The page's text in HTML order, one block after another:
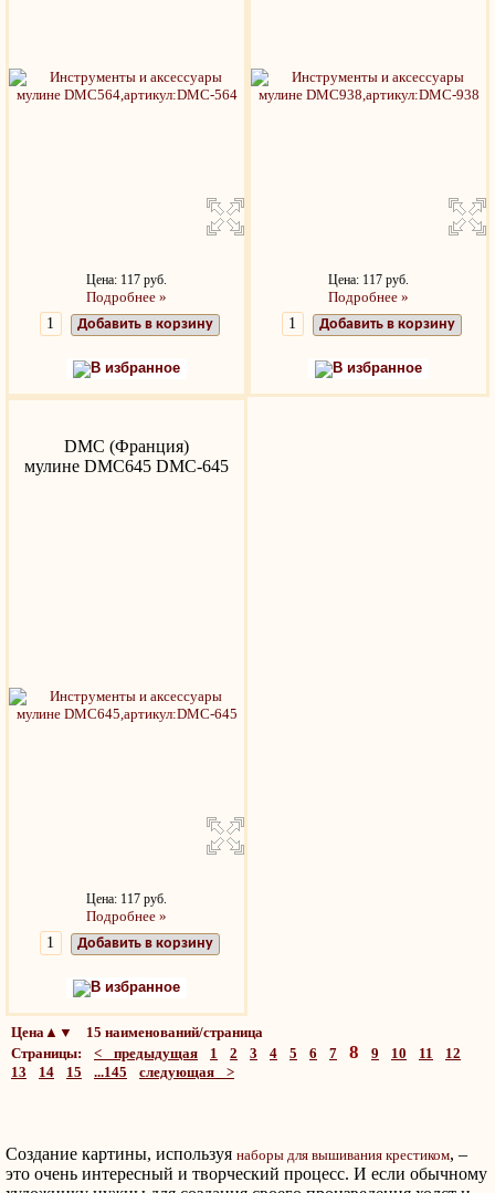
Цена: 117 руб.
Подробнее »
Добавить в корзину
В избранное
Цена: 117 руб.
Подробнее »
Добавить в корзину
В избранное
DMC (Франция)
мулине DMC645 DMC-645
Цена: 117 руб.
Подробнее »
Добавить в корзину
В избранное
Цена▲▼ 15 наименований/страница
Страницы: < предыдущая 1 2 3 4 5 6 7 8 9 10 11
12
13
14 15 ...145 следующая >
Создание картины, используя наборы для вышивания крестиком, –
это очень интересный и творческий процесс. И если обычному